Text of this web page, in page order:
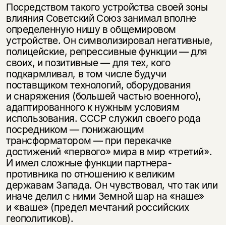
Посредством такого устройства своей зоны
влияния Советский Союз занимал вполне
определенную нишу в общемировом
устройстве. Он символизировал негативные,
полицейские, репрессивные функции — для
своих, и позитивные — для тех, кого
подкармливал, в том числе будучи
поставщиком технологий, оборудования
и снаряжения (большей частью военного),
адаптированного к нужным условиям
использования. СССР служил своего рода
посредником — понижающим
трансформатором — при перекачке
достижений «первого» мира в мир «третий».
И имел сложные функции партнера-
противника по отношению к великим
державам Запада. Он чувствовал, что так или
иначе делил с ними Земной шар на «наше»
и «ваше» (предел мечтаний российских
геополитиков).